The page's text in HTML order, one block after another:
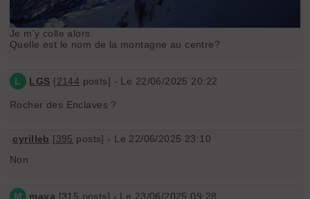
Je m'y colle alors.
Quelle est le nom de la montagne au centre?
L LGS [2144 posts] - Le 22/06/2025 20:22
Rocher des Enclaves ?
cyrilleb [395 posts] - Le 22/06/2025 23:10
Non
M maya [315 posts] - Le 23/06/2025 09:28